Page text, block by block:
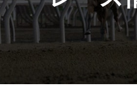
騎手成績表
馬番成績表
オッズ
征馬情報
組編成要領